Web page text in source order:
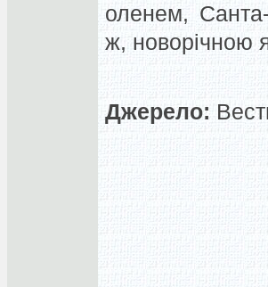
оленем,
ж, новорічною
Джерело: